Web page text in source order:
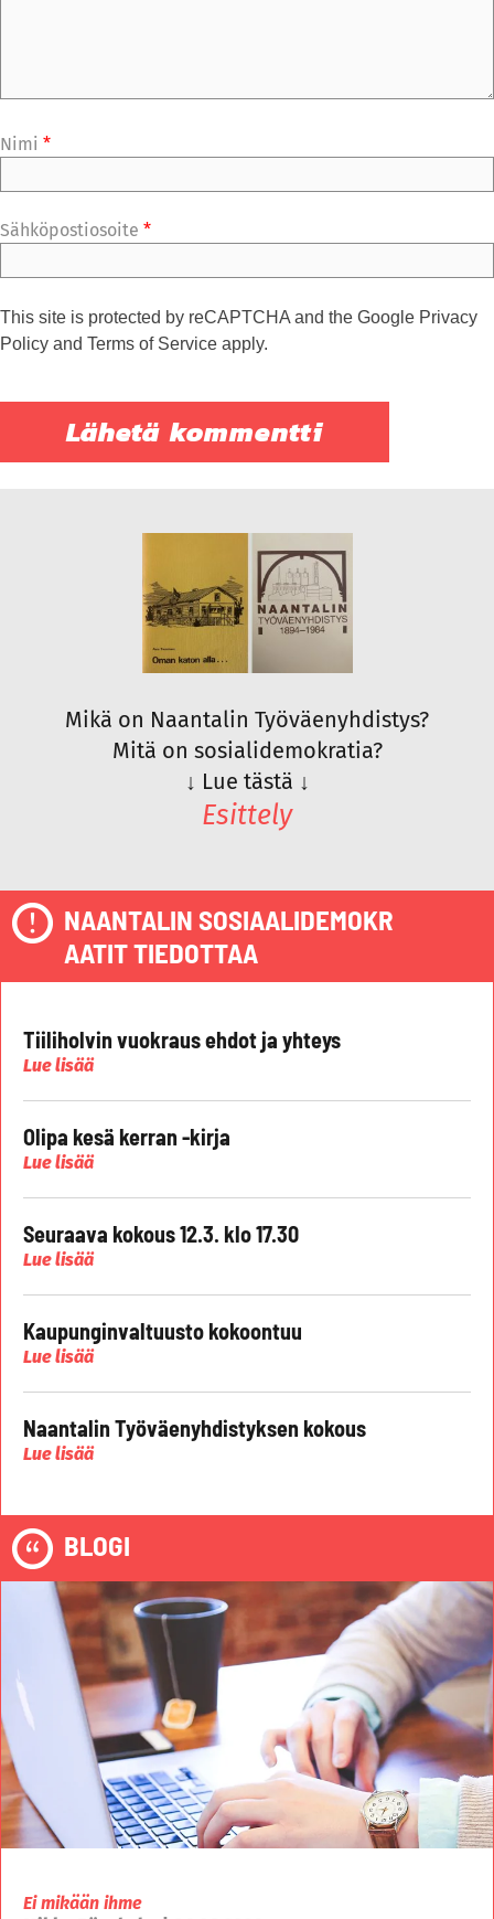
Nimi *
Sähköpostiosoite *
This site is protected by reCAPTCHA and the Google Privacy
Policy and Terms of Service apply.
Mikä on Naantalin Työväenyhdistys?
Mitä on sosialidemokratia?
↓ Lue tästä ↓
Esittely
NAANTALIN SOSIAALIDEMOKR
AATIT TIEDOTTAA
Tiiliholvin vuokraus ehdot ja yhteys
Lue lisää
Olipa kesä kerran -kirja
Lue lisää
Seuraava kokous 12.3. klo 17.30
Lue lisää
Kaupunginvaltuusto kokoontuu
Lue lisää
Naantalin Työväenyhdistyksen kokous
Lue lisää
BLOGI
Ei mikään ihme